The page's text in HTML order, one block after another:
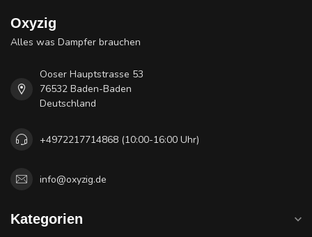
Oxyzig
Alles was Dampfer brauchen
Ooser Hauptstrasse 53
76532 Baden-Baden
Deutschland
+4972217714868 (10:00-16:00 Uhr)
info@oxyzig.de
Kategorien